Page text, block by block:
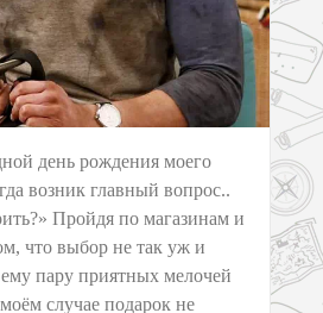
день рождения моего
возник главный вопрос..
Пройдя по магазинам и
что выбор не так уж и
пару приятных мелочей
случае подарок не